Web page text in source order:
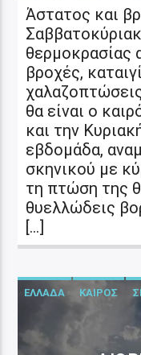
Άστατος και
θερμοκρασίας
βροχές,
θα είναι ο
και την
εβδομάδα,
σκηνικού με
τη πτώση της
θυελλώδεις
[…]
ΕΛΛΑΔΑ ΚΑΙΡΟΣ